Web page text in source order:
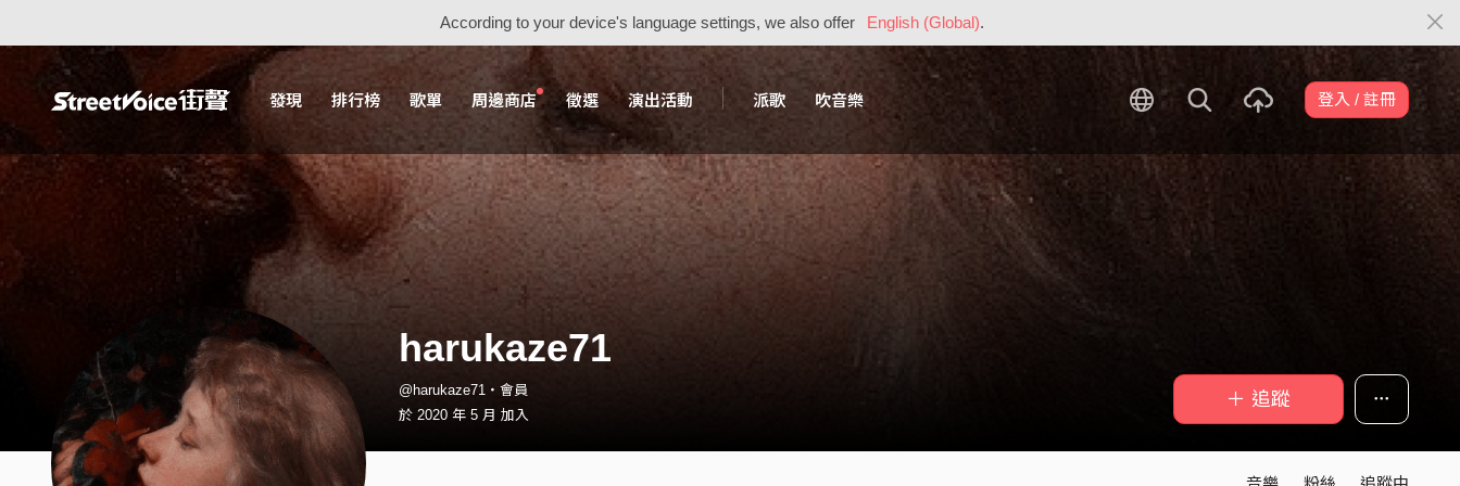
According to your device's language settings, we also offer English (Global).
發現 排行榜 歌單 周邊商店 徵選 演出活動 派歌 吹音樂 登入 / 註冊
harukaze71
@harukaze71・會員
於 2020 年 5 月 加入
＋ 追蹤